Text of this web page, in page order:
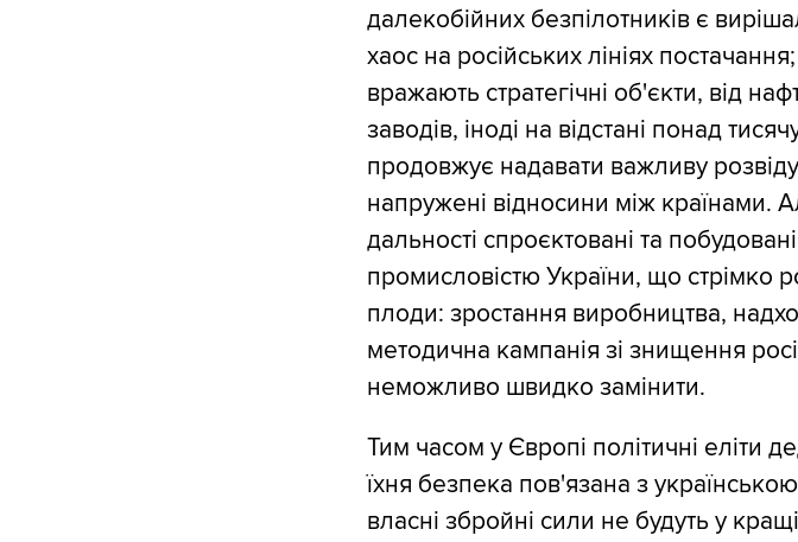
далекобійних безпілотників є
хаос на російських лініях
вражають стратегічні об'єкти, від
заводів, іноді на відстані понад
продовжує надавати важливу
напружені відносини між країнами.
дальності спроєктовані та
промисловістю України, що стрімко
плоди: зростання виробництва,
методична кампанія зі знищення
неможливо швидко замінити.
Тим часом у Європі політичні еліти
їхня безпека пов'язана з
власні збройні сили не будуть у